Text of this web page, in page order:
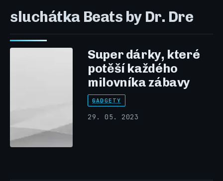
sluchátka Beats by Dr. Dre
Super dárky, které
potěší každého
milovníka zábavy
GADGETY
29. 05. 2023